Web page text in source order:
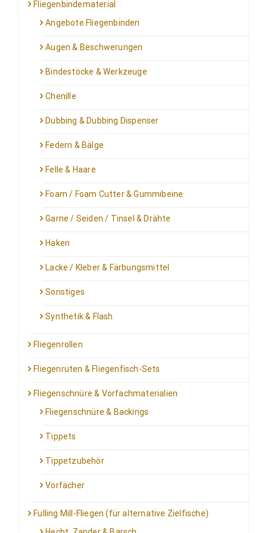
Fliegenbindematerial
Angebote Fliegenbinden
Augen & Beschwerungen
Bindestöcke & Werkzeuge
Chenille
Dubbing & Dubbing Dispenser
Federn & Bälge
Felle & Haare
Foam / Foam Cutter & Gummibeine
Garne / Seiden / Tinsel & Drähte
Haken
Lacke / Kleber & Färbungsmittel
Sonstiges
Synthetik & Flash
Fliegenrollen
Fliegenruten & Fliegenfisch-Sets
Fliegenschnüre & Vorfachmaterialien
Fliegenschnüre & Backings
Tippets
Tippetzubehör
Vorfächer
Fulling Mill-Fliegen (für alternative Zielfische)